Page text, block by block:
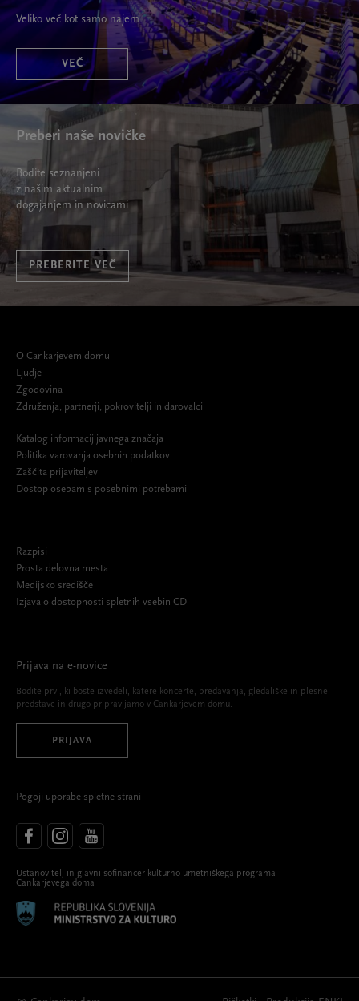
Veliko več kot samo najem
VEČ
Preberi naše novičke
Bodite seznanjeni
z našim aktualnim
dogajanjem in novicami.
PREBERITE VEČ
O Cankarjevem domu
Ljudje
Zgodovina
Združenja, partnerji, pokrovitelji in darovalci
Katalog informacij javnega značaja
Politika varovanja osebnih podatkov
Zaščita prijaviteljev
Dostop osebam s posebnimi potrebami
Razpisi
Prosta delovna mesta
Medijsko središče
Izjava o dostopnosti spletnih vsebin CD
Prijava na e-novice
Bodite prvi, ki boste izvedeli, katere koncerte, predavanja, gledališke in plesne
predstave in drugo pripravljamo v Cankarjevem domu.
PRIJAVA
Pogoji uporabe spletne strani
Ustanovitelj in glavni sofinancer kulturno-umetniškega programa
Cankarjevega doma